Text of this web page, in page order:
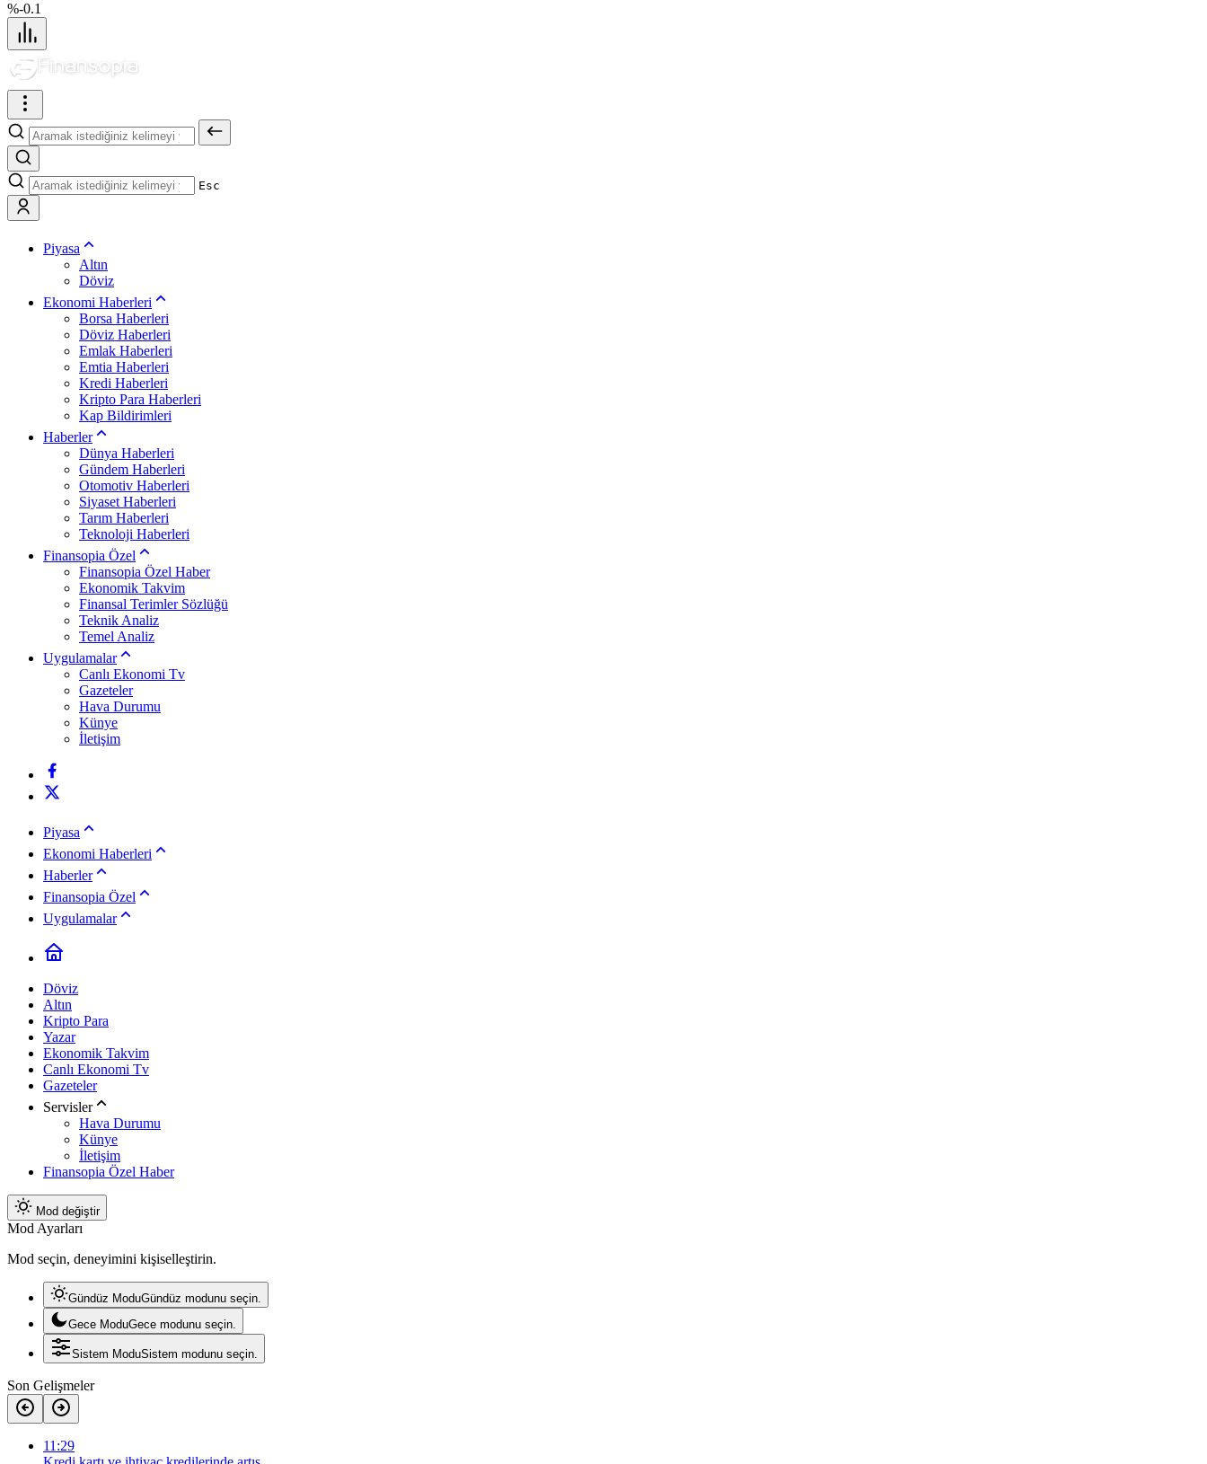
%-0.1
Esc
Piyasa
Altın
Döviz
Ekonomi Haberleri
Borsa Haberleri
Döviz Haberleri
Emlak Haberleri
Emtia Haberleri
Kredi Haberleri
Kripto Para Haberleri
Kap Bildirimleri
Haberler
Dünya Haberleri
Gündem Haberleri
Otomotiv Haberleri
Siyaset Haberleri
Tarım Haberleri
Teknoloji Haberleri
Finansopia Özel
Finansopia Özel Haber
Ekonomik Takvim
Finansal Terimler Sözlüğü
Teknik Analiz
Temel Analiz
Uygulamalar
Canlı Ekonomi Tv
Gazeteler
Hava Durumu
Künye
İletişim
Piyasa
Ekonomi Haberleri
Haberler
Finansopia Özel
Uygulamalar
Döviz
Altın
Kripto Para
Yazar
Ekonomik Takvim
Canlı Ekonomi Tv
Gazeteler
Servisler
Hava Durumu
Künye
İletişim
Finansopia Özel Haber
Mod değiştir
Mod Ayarları
Mod seçin, deneyimini kişiselleştirin.
Gündüz ModuGündüz modunu seçin.
Gece ModuGece modunu seçin.
Sistem ModuSistem modunu seçin.
Son Gelişmeler
11:29